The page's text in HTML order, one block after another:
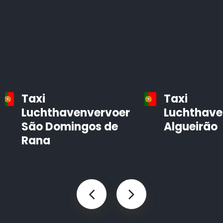
Taxi
Luchthavenvervoer
São Domingos de
Rana
Taxi
Algueirão